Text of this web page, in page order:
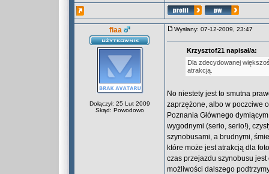
fiaa
Dołączył: 25 Lut 2009
Skąd: Powodowo
Wysłany: 07-12-2009, 23:47
Krzysztof21 napisał/a:
Dla zdecydowanej
atrakcją.
No niestety jest to smutna
zaprzężone, albo w poczciwe
Poznania Głównego
wygodnymi (serio, serio!),
szynobusami, a brudnymi,
które może jest atrakcją dla
czas przejazdu szynobusu jest
możliwości dalszego